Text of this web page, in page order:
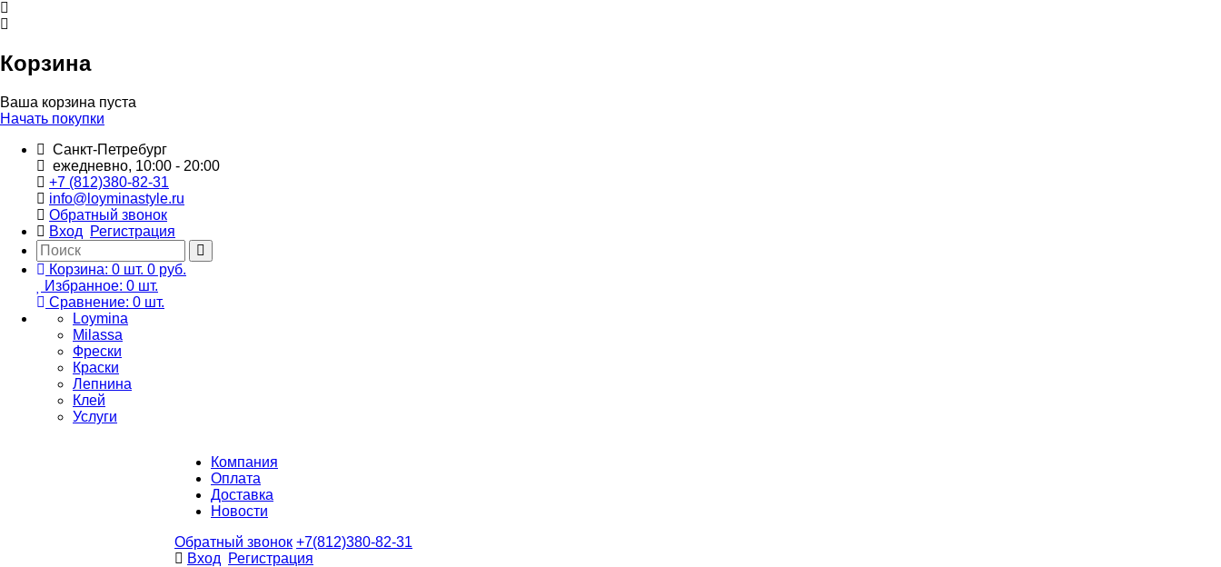
Корзина
Ваша корзина пуста
Начать покупки
Санкт-Петребург
ежедневно, 10:00 - 20:00
+7 (812)380-82-31
info@loyminastyle.ru
Обратный звонок
Вход
Регистрация
Корзина: 0 шт. 0 руб.
Избранное: 0 шт.
Сравнение: 0 шт.
Loymina
Milassa
Фрески
Краски
Лепнина
Клей
Услуги
Компания
Оплата
Доставка
Новости
Обратный звонок +7(812)380-82-31
Вход
Регистрация